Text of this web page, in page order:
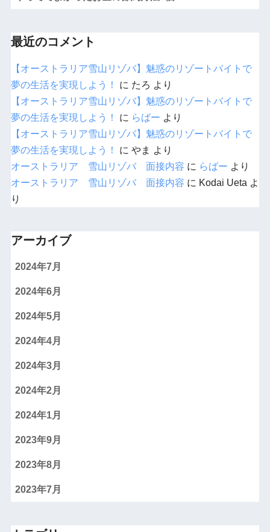
最近のコメント
【オーストラリア雪山リゾバ】魅惑のリゾートバイトで
夢の生活を実現しよう！
に たろ より
【オーストラリア雪山リゾバ】魅惑のリゾートバイトで
夢の生活を実現しよう！
に らばー より
【オーストラリア雪山リゾバ】魅惑のリゾートバイトで
夢の生活を実現しよう！
に やま より
オーストラリア 雪山リゾバ 面接内容 に らばー より
オーストラリア 雪山リゾバ 面接内容 に Kodai Ueta よ
り
アーカイブ
2024年7月
2024年6月
2024年5月
2024年4月
2024年3月
2024年2月
2024年1月
2023年9月
2023年8月
2023年7月